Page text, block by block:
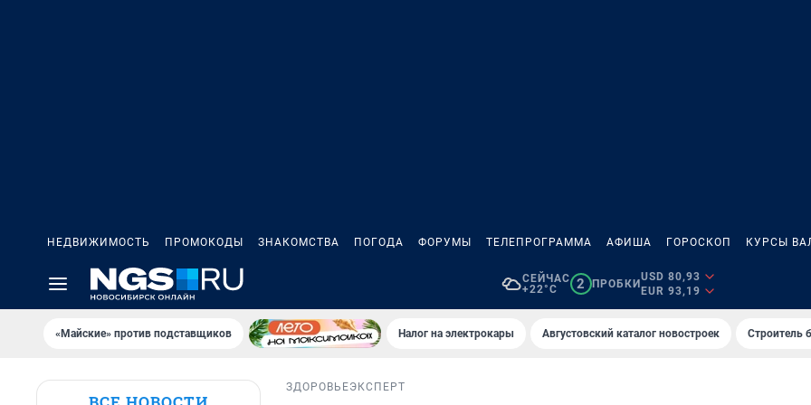
НЕДВИЖИМОСТЬ ПРОМОКОДЫ ЗНАКОМСТВА ПОГОДА ФОРУМЫ ТЕЛЕПРОГРАММА АФИША ГОРОСКОП КУРСЫ
СЕЙЧАС
+22°C
2 ПРОБКИ
USD 80,93
EUR 93,19
«Майские» против подставщиков Налог на электрокары Августовский каталог новостроек Строитель
ЗДОРОВЬЕЭКСПЕРТ